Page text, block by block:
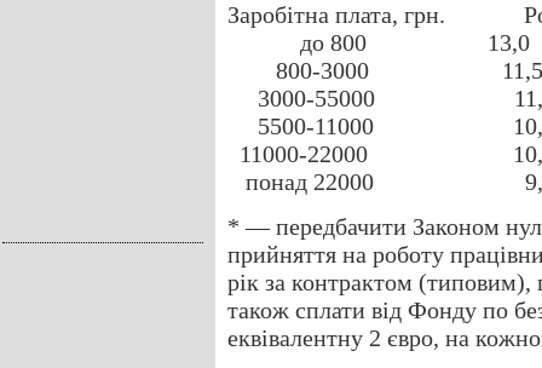
Заробітна плата, грн.
до 800
800-3000
3000-
5500-
11000-
понад
* — передбачити Законом
прийняття на роботу
рік за контрактом (типовим),
також сплати від Фонду по
еквівалентну 2 євро, на